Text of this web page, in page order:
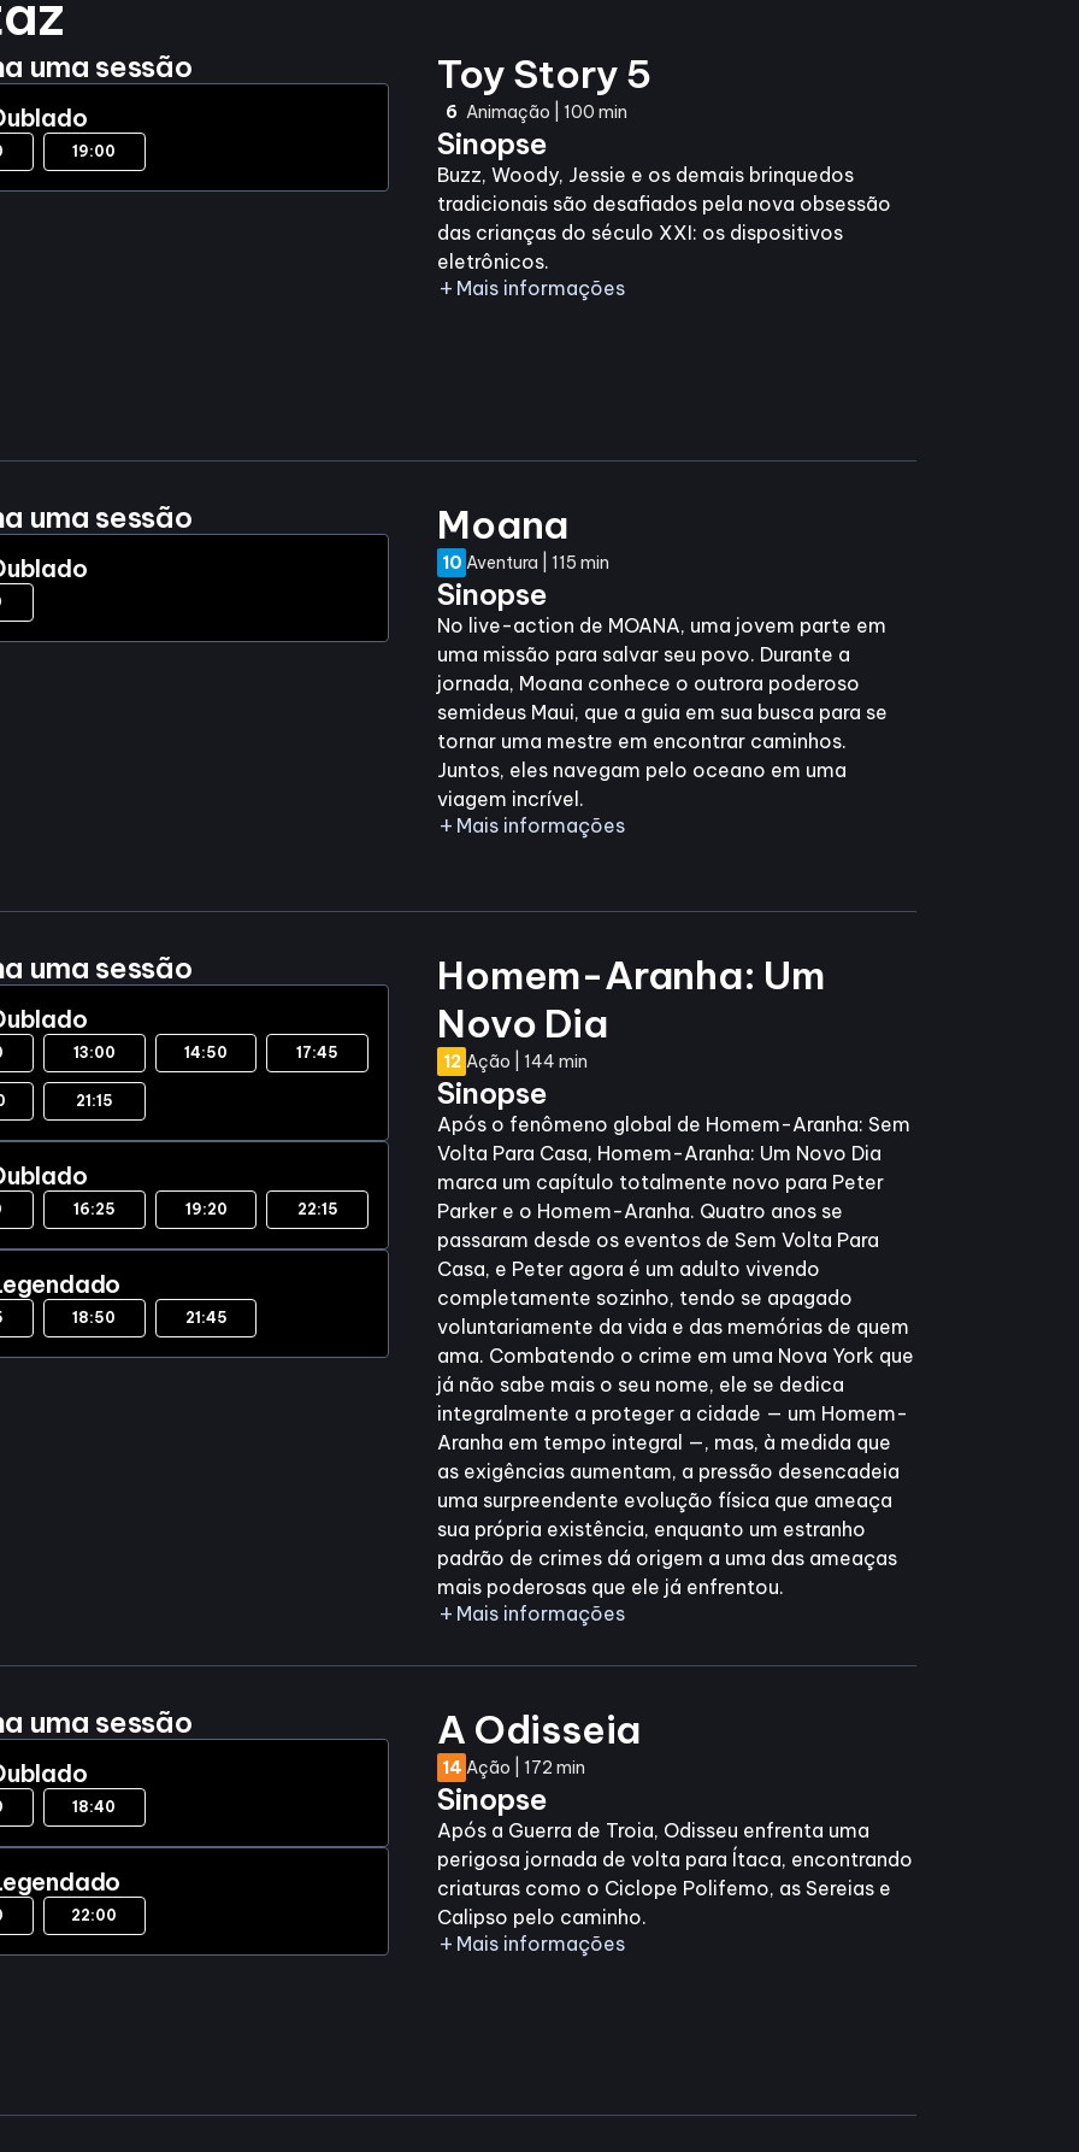
uma sessão
19:00
Toy Story 5
6 Animação | 100 min
Sinopse
Buzz, Woody, Jessie e os demais brinquedos
tradicionais são desafiados pela nova obsessão
das crianças do século XXI: os dispositivos
eletrônicos.
add Mais informações
uma sessão Moana
10 Aventura | 115 min
Sinopse
No live-action de MOANA, uma jovem parte em
uma missão para salvar seu povo. Durante a
jornada, Moana conhece o outrora poderoso
semideus Maui, que a guia em sua busca para se
tornar uma mestre em encontrar caminhos.
Juntos, eles navegam pelo oceano em uma
viagem incrível.
add Mais informações
uma sessão
13:00 14:50 17:45
21:15
16:25 19:20 22:15
18:50 21:45
Homem-Aranha: Um
Novo Dia
12 Ação | 144 min
Sinopse
Após o fenômeno global de Homem-Aranha: Sem
Volta Para Casa, Homem-Aranha: Um Novo Dia
marca um capítulo totalmente novo para Peter
Parker e o Homem-Aranha. Quatro anos se
passaram desde os eventos de Sem Volta Para
Casa, e Peter agora é um adulto vivendo
completamente sozinho, tendo se apagado
voluntariamente da vida e das memórias de quem
ama. Combatendo o crime em uma Nova York que
já não sabe mais o seu nome, ele se dedica
integralmente a proteger a cidade — um Homem-
Aranha em tempo integral —, mas, à medida que
as exigências aumentam, a pressão desencadeia
uma surpreendente evolução física que ameaça
sua própria existência, enquanto um estranho
padrão de crimes dá origem a uma das ameaças
mais poderosas que ele já enfrentou.
add Mais informações
uma sessão
18:40
22:00
A Odisseia
14 Ação | 172 min
Sinopse
Após a Guerra de Troia, Odisseu enfrenta uma
perigosa jornada de volta para Ítaca, encontrando
criaturas como o Ciclope Polifemo, as Sereias e
Calipso pelo caminho.
add Mais informações